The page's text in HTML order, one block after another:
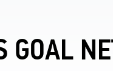
GOAL